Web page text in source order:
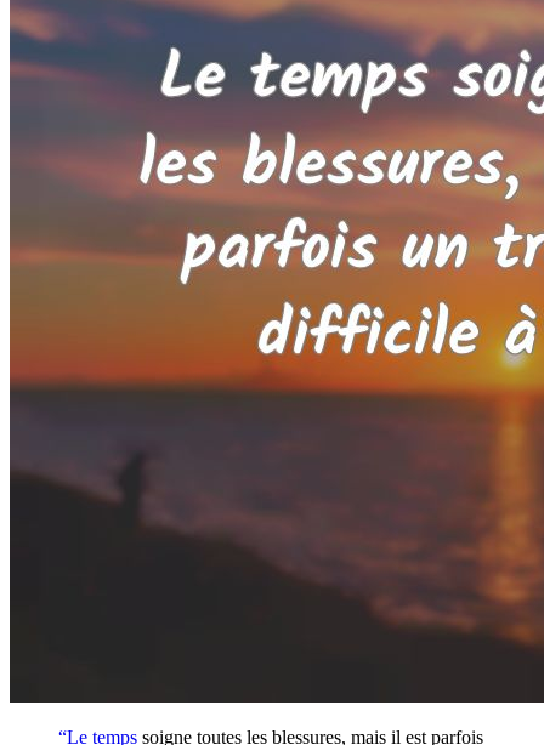
“Le temps soigne toutes les blessures, mais il est parfois